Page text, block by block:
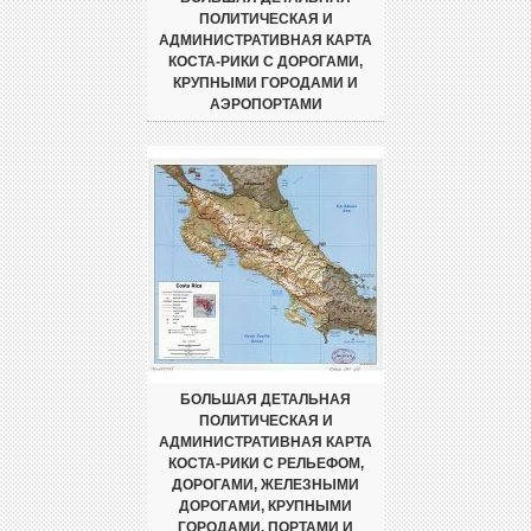
ПОЛИТИЧЕСКАЯ И
АДМИНИСТРАТИВНАЯ КАРТА
КОСТА-РИКИ С ДОРОГАМИ,
КРУПНЫМИ ГОРОДАМИ И
АЭРОПОРТАМИ
БОЛЬШАЯ ДЕТАЛЬНАЯ
ПОЛИТИЧЕСКАЯ И
АДМИНИСТРАТИВНАЯ КАРТА
КОСТА-РИКИ С РЕЛЬЕФОМ,
ДОРОГАМИ, ЖЕЛЕЗНЫМИ
ДОРОГАМИ, КРУПНЫМИ
ГОРОДАМИ, ПОРТАМИ И